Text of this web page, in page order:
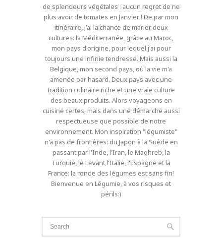
de splendeurs végétales : aucun regret de ne
plus avoir de tomates en Janvier ! De par mon
itinéraire, j'ai la chance de marier deux
cultures: la Méditerranée, grâce au Maroc,
mon pays d'origine, pour lequel j'ai pour
toujours une infinie tendresse. Mais aussi la
Belgique, mon second pays, où la vie m'a
amenée par hasard. Deux pays avec une
tradition culinaire riche et une vraie culture
des beaux produits. Alors voyageons en
cuisine certes, mais dans une démarche aussi
respectueuse que possible de notre
environnement. Mon inspiration "légumiste"
n'a pas de frontières: du Japon à la Suède en
passant par l'Inde, l'Iran, le Maghreb, la
Turquie, le Levant,l'Italie, l'Espagne et la
France: la ronde des légumes est sans fin!
Bienvenue en Légumie, à vos risques et
périls:)